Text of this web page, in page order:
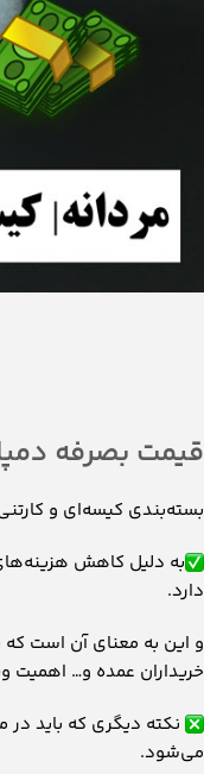
قیمت بصرفه
بسته‌بندی کیسه‌ای و
به دلیل کاهش
دارد.
و این به معنای آن است که
خریداران عمده و… اهمیت
نکته دیگری که باید
می‌شود.